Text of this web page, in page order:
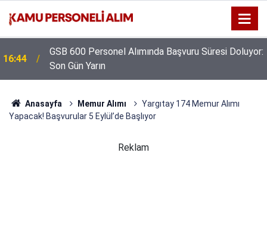
16:44
GSB 600 Personel Alımında Başvuru Süresi Doluyor:
Son Gün Yarın
Anasayfa Memur Alımı
Yargıtay 174 Memur Alımı
Yapacak! Başvurular 5 Eylül’de Başlıyor
Reklam